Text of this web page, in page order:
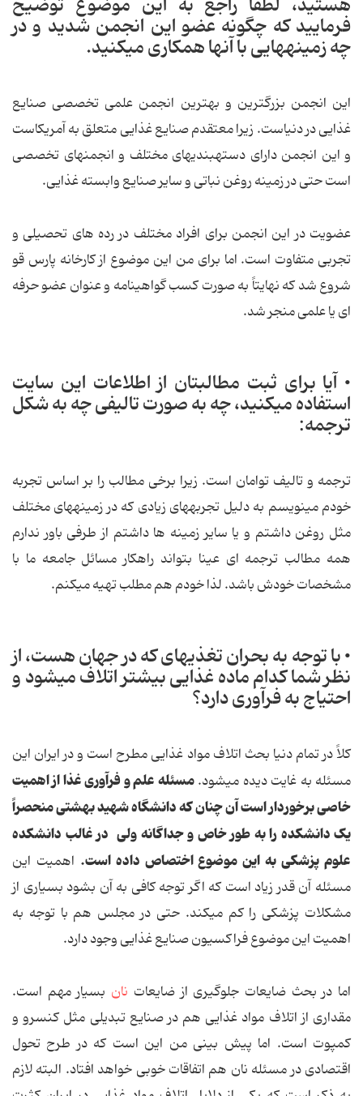
هستید، لطفا راجع به این موضوع توضیح
فرمایید که چگونه عضو این انجمن شدید و در
چه زمینه‏هایی با آنها همکاری می‏کنید.
این انجمن بزرگترین و بهترین انجمن علمی تخصصی صنایع
غذایی در دنیاست. زیرا معتقدم صنایع غذایی متعلق به آمریکاست
و این انجمن دارای دسته‏بندی‏های مختلف و انجمن‏های تخصصی
است حتی در زمینه روغن نباتی و سایر صنایع وابسته غذایی.
عضویت در این انجمن برای افراد مختلف در رده های تحصیلی و
تجربی متفاوت است. اما برای من این موضوع از کارخانه پارس قو
شروع شد که نهایتاً به صورت کسب گواهینامه و عنوان عضو حرفه
ای یا علمی منجر شد.
• آیا برای ثبت مطالب‏تان از اطلاعات این سایت
استفاده می‏کنید، چه به صورت تالیفی چه به شکل
ترجمه:
ترجمه و تالیف توامان است. زیرا برخی مطالب را بر اساس تجربه
خودم می‏نویسم به دلیل تجربه‏های زیادی که در زمینه‏های مختلف
مثل روغن داشتم و یا سایر زمینه ها داشتم از طرفی باور ندارم
همه مطالب ترجمه ای عینا بتواند راهکار مسائل جامعه ما با
مشخصات خودش باشد. لذا خودم هم مطلب تهیه می‏کنم.
• با توجه به بحران تغذیه‏ای که در جهان هست، از
نظر شما کدام ماده غذایی بیشتر اتلاف می‏شود و
احتیاج به فرآوری دارد؟
کلاً در تمام دنیا بحث اتلاف مواد غذایی مطرح است و در ایران این
مسئله به غایت دیده می‏شود.مسئله علم و فرآوری غذا از اهمیت
خاصی برخوردار است آن چنان که دانشگاه شهید بهشتی منحصراً
یک دانشکده را به طور خاص و جداگانه ولی در غالب دانشکده
علوم پزشکی به این موضوع اختصاص داده است. اهمیت این
مسئله آن قدر زیاد است که اگر توجه کافی به آن بشود بسیاری از
مشکلات پزشکی را کم می‏کند. حتی در مجلس هم با توجه به
اهمیت این موضوع فراکسیون صنایع غذایی وجود دارد.
اما در بحث ضایعات جلوگیری از ضایعات نان بسیار مهم است.
مقداری از اتلاف مواد غذایی هم در صنایع تبدیلی مثل کنسرو و
کمپوت است. اما پیش بینی من این است که در طرح تحول
اقتصادی در مسئله نان هم اتفاقات خوبی خواهد افتاد. البته لازم